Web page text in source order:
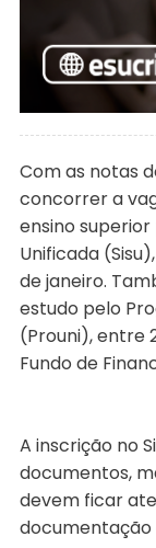
Com as notas
concorrer a
ensino
Unificada
de janeiro.
estudo pelo
(Prouni), entre
Fundo de
A inscrição no
documentos,
devem ficar
documentação